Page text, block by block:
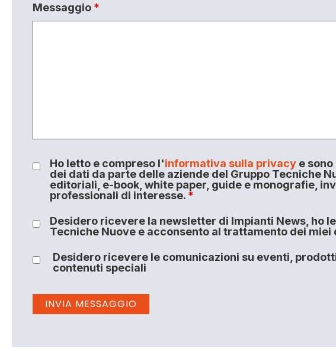
Messaggio *
Ho letto e compreso l'informativa sulla privacye sono
dei dati da parte delle aziende del Gruppo Tecniche
editoriali, e-book, white paper, guide e monografie,
professionali di interesse. *
Desidero ricevere la newsletter di Impianti News, ho
Tecniche Nuove e acconsento al trattamento dei
Desidero ricevere le comunicazioni su eventi,
contenuti speciali